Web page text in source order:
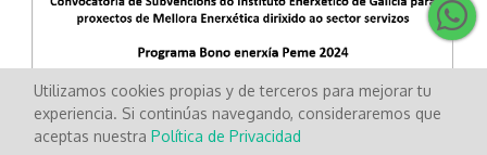
Utilizamos cookies propias y de terceros para mejorar tu
experiencia. Si continúas navegando, consideraremos que
aceptas nuestraPolítica de Privacidad